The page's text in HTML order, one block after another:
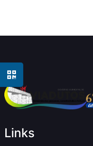
Links